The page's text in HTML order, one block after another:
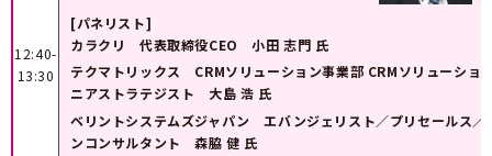
12:40-
13:30
[パネリスト]
カラクリ 代表取締役CEO 小田 志門 氏
テクマトリックス CRMソリューション事業部 CRMソリューシ
ニアストラテジスト 大島 浩 氏
ベリントシステムズジャパン エバンジェリスト／プリセールス／
ンコンサルタント 森脇 健 氏